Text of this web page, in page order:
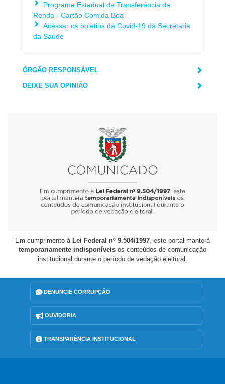
Programa Estadual de Transferência de
Renda - Cartão Comida Boa
Acessar os boletins da Covid-19 da Secretaria
da Saúde
ÓRGÃO RESPONSÁVEL
DEIXE SUA OPINIÃO
Em cumprimento à Lei Federal nº 9.504/1997, este portal manterá
temporariamente indisponíveis os conteúdos de comunicação
institucional durante o período de vedação eleitoral.
DENUNCIE CORRUPÇÃO
OUVIDORIA
TRANSPARÊNCIA INSTITUCIONAL